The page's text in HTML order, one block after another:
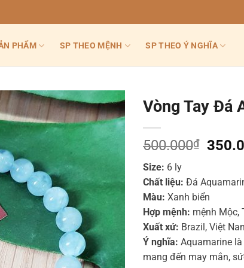
PHẨM SP THEO MỆNH SP THEO Ý NGHĨA
Vòng Tay Đá
500.000₫
Giá
Size: 6 ly
Chất liệu: Đá
Màu: Xanh biển
Hợp mệnh: mệnh Mộc,
Xuất xứ: Brazil, Việt
Ý nghĩa: Aquamarine
mang đến may mắn,